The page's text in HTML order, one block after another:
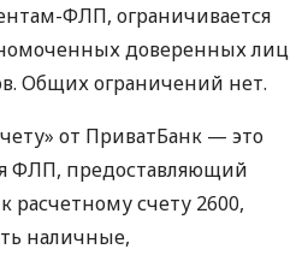
ФЛП, ограничивается
доверенных лиц
Общих ограничений нет.
от ПриватБанк — это
ФЛП, предоставляющий
расчетному счету 2600,
наличные,